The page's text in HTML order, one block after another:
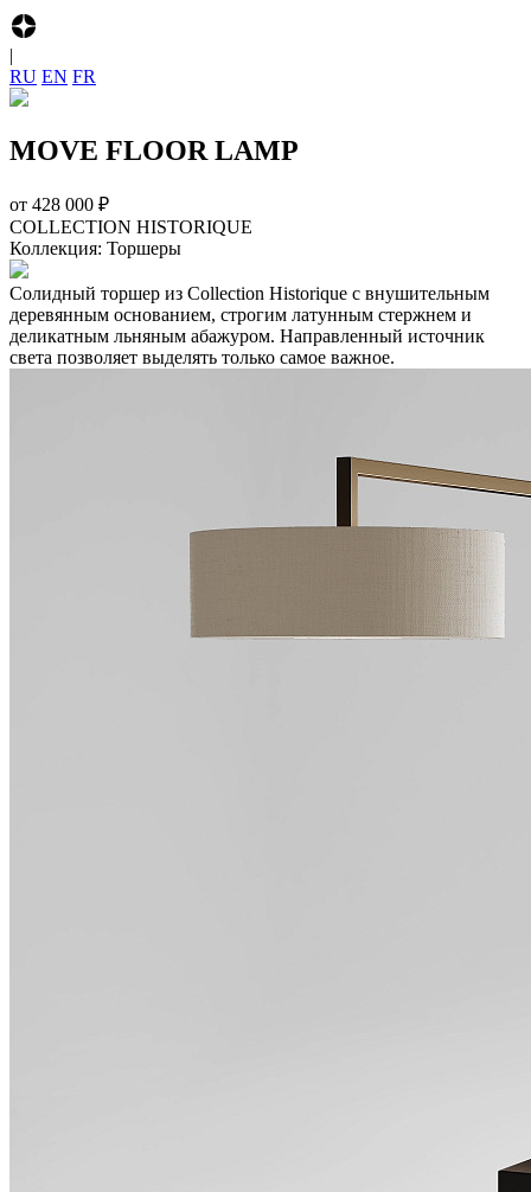
|
R‍U E‍N F‍R
MOVE FLOOR LAMP
от 428 000 ₽
COLLECTION HISTORIQUE
Коллекция: Торшеры
Солидный торшер из Collection Historique с внушительным
деревянным основанием, строгим латунным стержнем и
деликатным льняным абажуром. Направленный источник
света позволяет выделять только самое важное.